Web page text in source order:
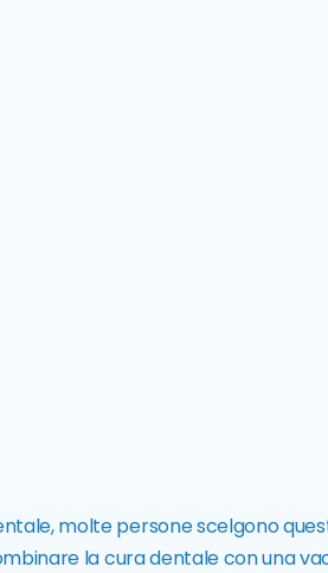
molte persone scelgono
la cura dentale con una